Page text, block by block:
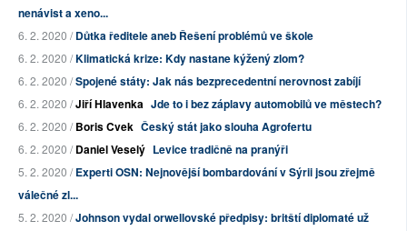
nenávist a xeno...
6. 2. 2020 /Důtka ředitele aneb Řešení problémů ve škole
6. 2. 2020 /Klimatická krize: Kdy nastane kýžený zlom?
6. 2. 2020 /Spojené státy: Jak nás bezprecedentní nerovnost zabíjí
6. 2. 2020 /Jiří Hlavenka Jde to i bez záplavy automobilů ve městech?
6. 2. 2020 /Boris Cvek Český stát jako slouha Agrofertu
6. 2. 2020 /Daniel Veselý Levice tradičně na pranýři
5. 2. 2020 /Experti OSN: Nejnovější bombardování v Sýrii jsou zřejmě
válečné zl...
5. 2. 2020 /Johnson vydal orwellovské předpisy: britští diplomaté už